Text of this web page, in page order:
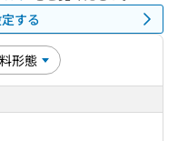
する